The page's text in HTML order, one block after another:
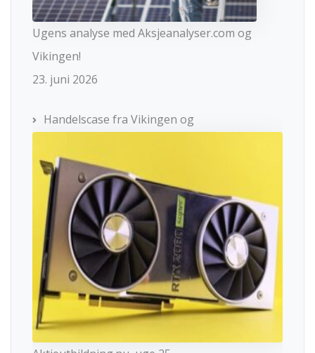
Ugens analyse med Aksjeanalyser.com og
Vikingen!
23. juni 2026
Handelscase fra Vikingen og